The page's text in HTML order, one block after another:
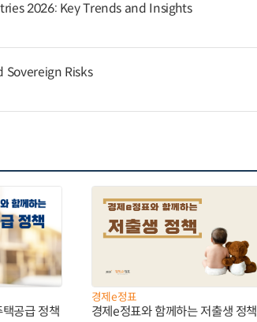
2026: Key Trends and Insights
Risks
공급 정책
경제e정표
경제e정표와 함께하는 저출생 정책